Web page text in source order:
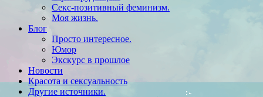
Секс-позитивный феминизм.
Моя жизнь.
Блог
Просто интересное.
Юмор
Экскурс в прошлое
Новости
Красота и сексуальность
Другие источники.